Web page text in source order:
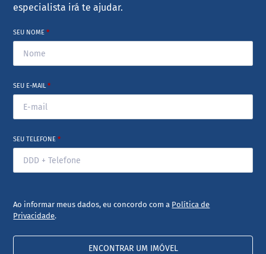
especialista irá te ajudar.
SEU NOME*
SEU E-MAIL*
SEU TELEFONE*
Ao informar meus dados, eu concordo com a Política de
Privacidade.
ENCONTRAR UM IMÓVEL